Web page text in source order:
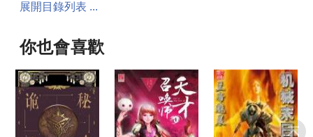
第十三章 烏合
第十四章 夜襲
第十六章 殺出營寨
第十七章 命運點
展開目錄列表 ...
你也會喜歡